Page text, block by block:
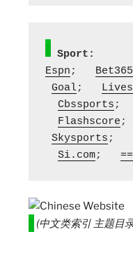
Sport:
Espn; Bet365
Goal;
Cbssports;
Flashscore
Skysports;
Si.com;
(中文类索引 主题目